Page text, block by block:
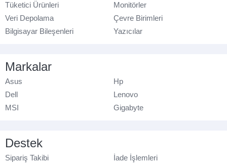
Tüketici Ürünleri
Monitörler
Veri Depolama
Çevre Birimleri
Bilgisayar Bileşenleri
Yazıcılar
Markalar
Asus
Hp
Dell
Lenovo
MSI
Gigabyte
Destek
Sipariş Takibi
İade İşlemleri